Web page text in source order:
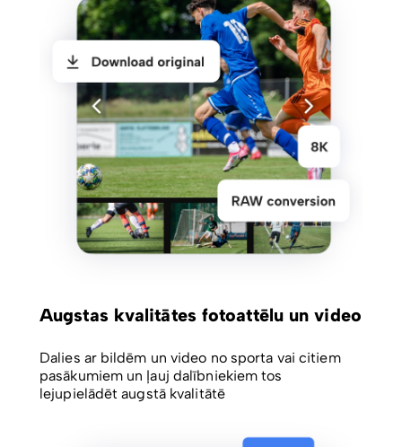
Augstas kvalitātes fotoattēlu un video
Dalies ar bildēm un video no sporta vai citiem
pasākumiem un ļauj dalībniekiem tos
lejupielādēt augstā kvalitātē